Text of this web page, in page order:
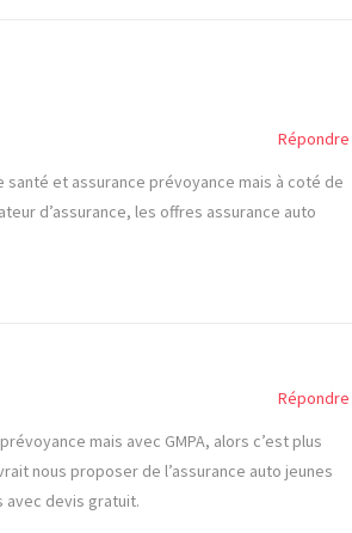
Répondre
santé et assurance prévoyance mais à coté de
d’assurance, les offres assurance auto
Répondre
mais avec GMPA, alors c’est plus
nous proposer de l’assurance auto jeunes
avec devis gratuit.